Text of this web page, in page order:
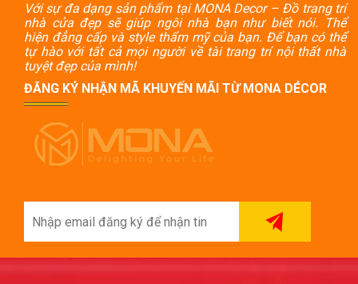
Với sự đa dạng sản phẩm tại MONA Decor – Đồ trang trí
nhà cửa đẹp sẽ giúp ngôi nhà bạn như biết nói. Thể
hiện đẳng cấp và style thẩm mỹ của bạn. Để bạn có thể
tự hào với tất cả mọi người về tài trang trí nội thất nhà
tuyệt đẹp của mình!
ĐĂNG KÝ NHẬN MÃ KHUYẾN MÃI TỪ MONA DÉCOR